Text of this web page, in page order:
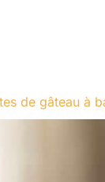
de gâteau à